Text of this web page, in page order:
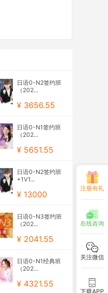
日语0-N2签约班
（202...
¥ 3656.55
日语0-N1签约班
（202...
¥ 5651.55
日语0-N2签约班
+1V1...
¥ 13000
日语0-N3签约班
（202...
¥ 2041.55
日语0-N1经典班
（202...
¥ 4321.55
注册有礼
在线咨询
关注微信
下载APP